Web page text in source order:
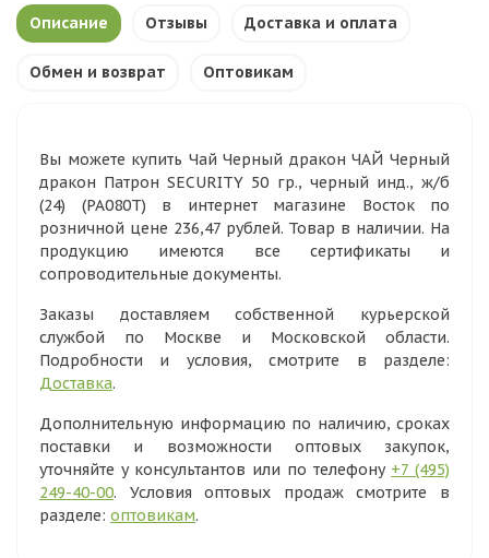
Описание Отзывы Доставка и оплата
Обмен и возврат Оптовикам
Вы можете купить Чай Черный дракон ЧАЙ Черный
дракон Патрон SECURITY 50 гр., черный инд., ж/б
(24) (PA080T) в интернет магазине Восток по
розничной цене 236,47 рублей. Товар в наличии. На
продукцию имеются все сертификаты и
сопроводительные документы.
Заказы доставляем собственной курьерской
службой по Москве и Московской области.
Подробности и условия, смотрите в разделе:
Доставка.
Дополнительную информацию по наличию, сроках
поставки и возможности оптовых закупок,
уточняйте у консультантов или по телефону +7 (495)
249-40-00. Условия оптовых продаж смотрите в
разделе: оптовикам.